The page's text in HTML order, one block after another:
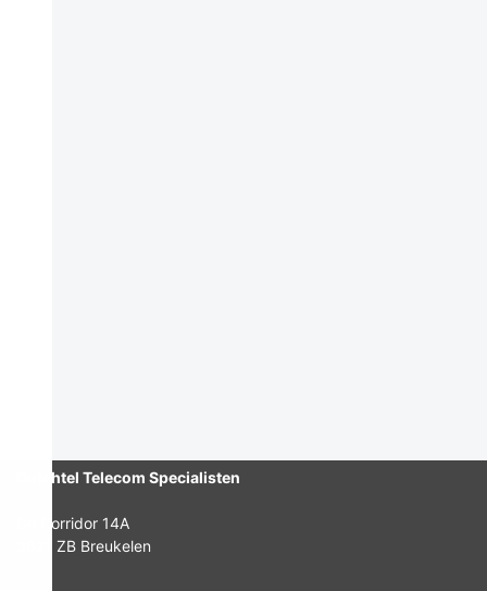
Dutchtel Telecom Specialisten
De Corridor 14A
3621 ZB Breukelen